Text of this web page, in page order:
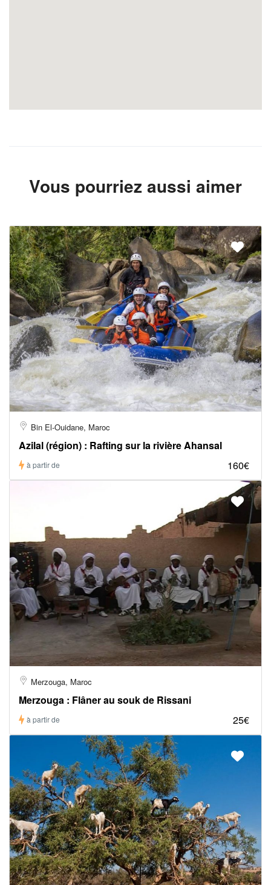
Vous pourriez aussi aimer
Bin El-Ouidane, Maroc
Azilal (région) : Rafting sur la rivière Ahansal
à partir de 160€
Merzouga, Maroc
Merzouga : Flâner au souk de Rissani
à partir de 25€